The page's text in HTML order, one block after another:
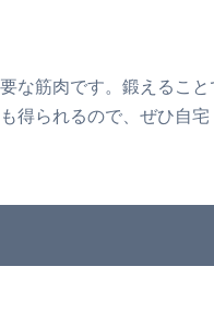
な筋肉です。鍛えるこ
得られるので、ぜひ自